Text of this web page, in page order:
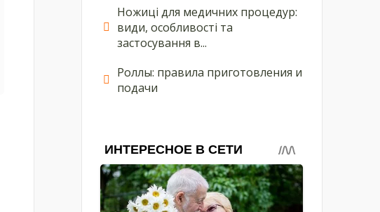
Ножиці для медичних процедур:
види, особливості та
застосування в...
Роллы: правила приготовления и
подачи